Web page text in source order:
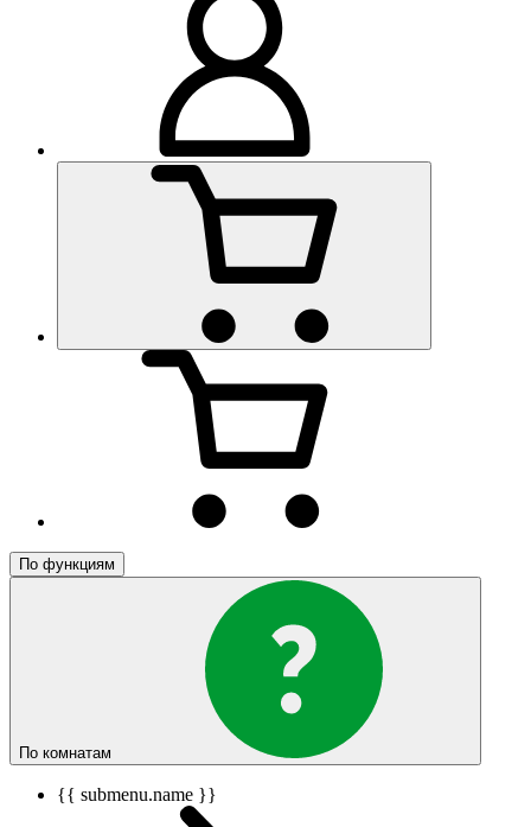
По функциям
По комнатам
{{ submenu.name }}